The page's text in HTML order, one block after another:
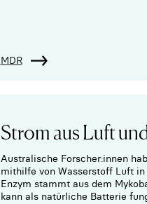
MDR
Strom aus Luft
Australische Forscher:innen
mithilfe von Wasserstoff Luft
Enzym stammt aus dem
kann als natürliche Batterie